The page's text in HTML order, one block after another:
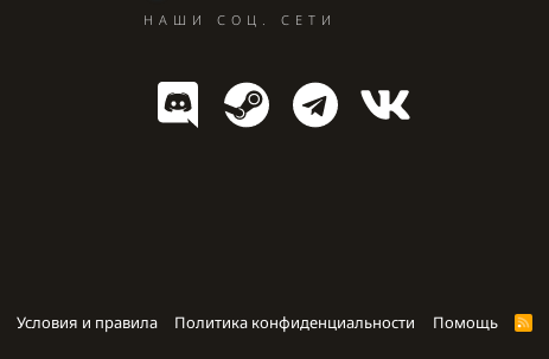
НАШИ СОЦ. СЕТИ
Условия и правила Политика конфиденциальности Помощь
R